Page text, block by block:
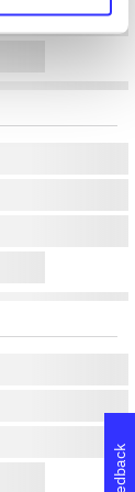
sit
sit
sit
sit
Feedback